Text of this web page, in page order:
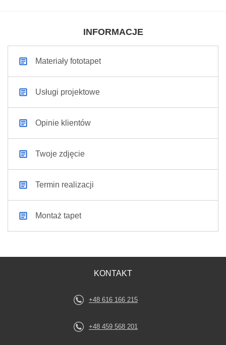
INFORMACJE
Materiały fototapet
Usługi projektowe
Opinie klientów
Twoje zdjęcie
Termin realizacji
Montaż tapet
KONTAKT
+48 616 166 215
+48 459 568 201